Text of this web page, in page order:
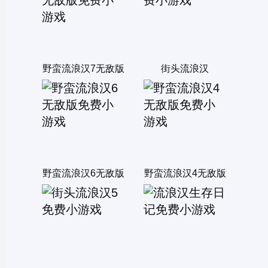
野蛮流浪汉7无敌版 街头流浪汉
野蛮流浪汉6无敌版 野蛮流浪汉4无敌版